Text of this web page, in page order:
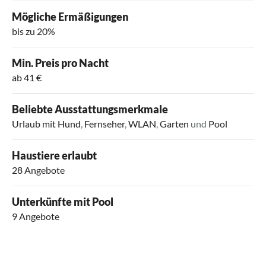
Mögliche Ermäßigungen
bis zu 20%
Min. Preis pro Nacht
ab 41 €
Beliebte Ausstattungsmerkmale
Urlaub mit Hund, Fernseher,WLAN,Garten und Pool
Haustiere erlaubt
28 Angebote
Unterkünfte mit Pool
9 Angebote